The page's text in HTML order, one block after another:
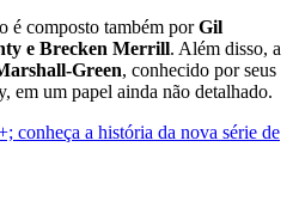
é composto também porGil
e Brecken Merrill. Além disso, a
Green, conhecido por seus
em um papel ainda não detalhado.